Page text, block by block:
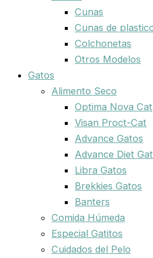
Cunas
Cunas de
Colchonetas
Otros Modelos
Gatos
Alimento Seco
Optima Nova Cat
Visan Proct-Cat
Advance Gatos
Advance Diet
Libra Gatos
Brekkies Gatos
Banters
Comida Húmeda
Especial Gatitos
Cuidados del Pelo